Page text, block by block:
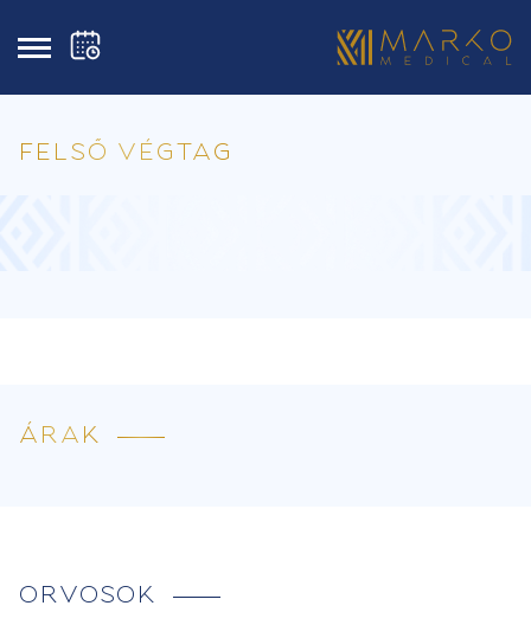
FELSŐ VÉGTAG
ÁRAK
ORVOSOK